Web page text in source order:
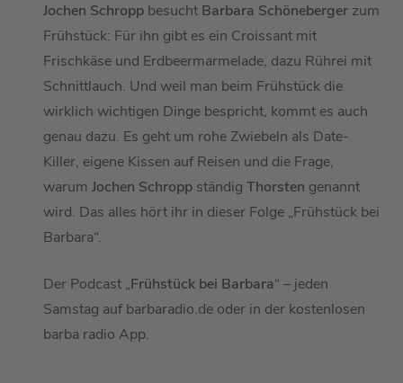
Jochen Schropp besucht Barbara Schöneberger zum
Frühstück: Für ihn gibt es ein Croissant mit
Frischkäse und Erdbeermarmelade, dazu Rührei mit
Schnittlauch. Und weil man beim Frühstück die
wirklich wichtigen Dinge bespricht, kommt es auch
genau dazu. Es geht um rohe Zwiebeln als Date-
Killer, eigene Kissen auf Reisen und die Frage,
warum Jochen Schropp ständig Thorsten genannt
wird. Das alles hört ihr in dieser Folge „Frühstück bei
Barbara“.
Der Podcast „Frühstück bei Barbara“ – jeden
Samstag auf barbaradio.de oder in der kostenlosen
barba radio App.